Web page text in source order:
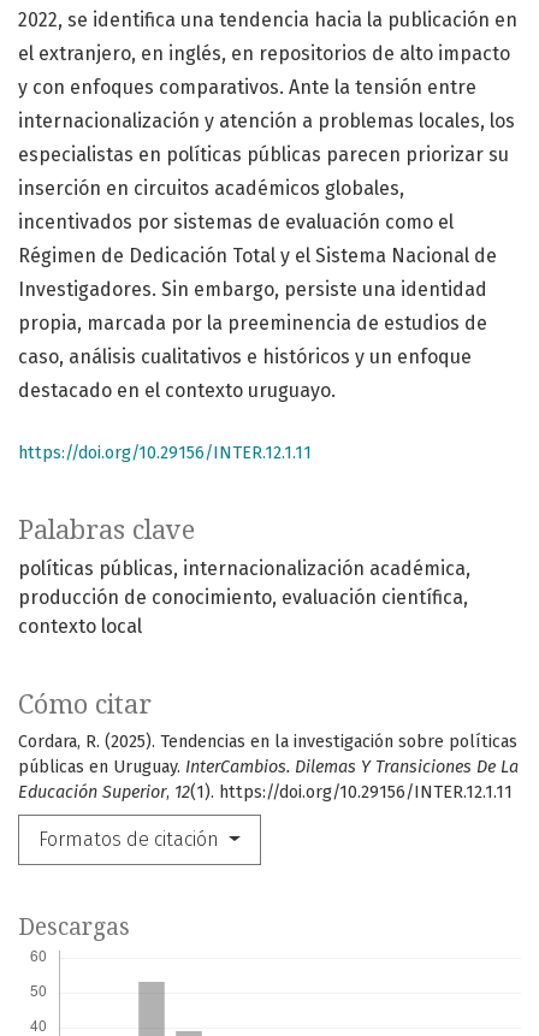
Palabras clave
políticas públicas internacionalización académica
producción de conocimiento evaluación científica
contexto local
Cómo citar
Cordara, R. (2025). Tendencias en la investigación sobre políticas
públicas en Uruguay. InterCambios. Dilemas Y Transiciones De La
Educación Superior, 12(1). https://doi.org/10.29156/INTER.12.1.11
Formatos de citación
2022, se identifica una tendencia hacia la publicación en
el extranjero, en inglés, en repositorios de alto impacto
y con enfoques comparativos. Ante la tensión entre
internacionalización y atención a problemas locales, los
especialistas en políticas públicas parecen priorizar su
inserción en circuitos académicos globales,
incentivados por sistemas de evaluación como el
Régimen de Dedicación Total y el Sistema Nacional de
Investigadores. Sin embargo, persiste una identidad
propia, marcada por la preeminencia de estudios de
caso, análisis cualitativos e históricos y un enfoque
destacado en el contexto uruguayo.
https://doi.org/10.29156/INTER.12.1.11
Descargas